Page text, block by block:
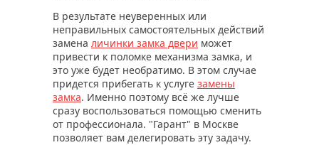
В результате неуверенных или
неправильных самостоятельных действий
замена личинки замка двери может
привести к поломке механизма замка, и
это уже будет необратимо. В этом случае
придется прибегать к услуге замены
замка. Именно поэтому всё же лучше
сразу воспользоваться помощью сменить
от профессионала. "Гарант" в Москве
позволяет вам делегировать эту задачу.